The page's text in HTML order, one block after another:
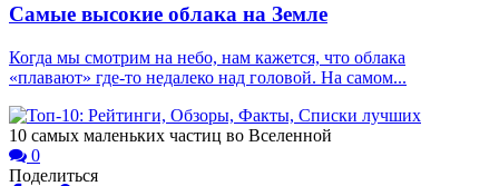
Самые высокие облака на Земле
Когда мы смотрим на небо, нам кажется, что облака
«плавают» где-то недалеко над головой. На самом...
10 самых маленьких частиц во Вселенной
0
Поделиться